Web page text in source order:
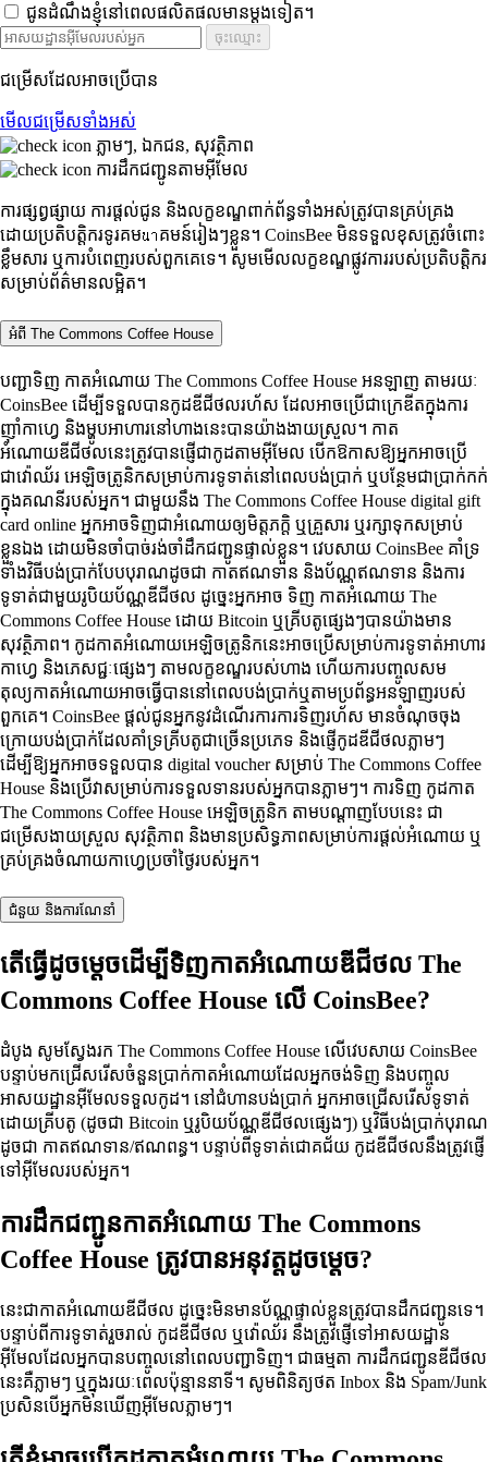
ជូនដំណឹងខ្ញុំនៅពេលផលិតផលមានម្តងទៀត។
ចុះឈ្មោះ
ជម្រើសដែលអាចប្រើបាន
មើលជម្រើសទាំងអស់
ភ្លាមៗ, ឯកជន, សុវត្ថិភាព
ការដឹកជញ្ជូនតាមអ៊ីមែល
ការផ្សព្វផ្សាយ ការផ្តល់ជូន និងលក្ខខណ្ឌពាក់ព័ន្ធទាំងអស់ត្រូវបានគ្រប់គ្រង
ដោយប្រតិបត្តិករទូរគមนาគមន៍រៀងៗខ្លួន។ CoinsBee មិនទទួលខុសត្រូវចំពោះ
ខ្លឹមសារ ឬការបំពេញរបស់ពួកគេទេ។ សូមមើលលក្ខខណ្ឌផ្លូវការរបស់ប្រតិបត្តិករ
សម្រាប់ព័ត៌មានលម្អិត។
អំពី The Commons Coffee House
បញ្ជាទិញ កាតអំណោយ The Commons Coffee House អនឡាញ តាមរយៈ
CoinsBee ដើម្បីទទួលបានកូដឌីជីថលរហ័ស ដែលអាចប្រើជាក្រេឌីតក្នុងការ
ញ៉ាំកាហ្វេ និងម្ហូបអាហារនៅហាងនេះបានយ៉ាងងាយស្រួល។ កាត
អំណោយឌីជីថលនេះត្រូវបានផ្ញើជាកូដតាមអ៊ីមែល បើកឱកាសឱ្យអ្នកអាចប្រើ
ជាវ៉ោឈ័រ អេឡិចត្រូនិកសម្រាប់ការទូទាត់នៅពេលបង់ប្រាក់ ឬបន្ថែមជាប្រាក់កក់
ក្នុងគណនីរបស់អ្នក។ ជាមួយនឹង The Commons Coffee House digital gift
card online អ្នកអាចទិញជាអំណោយឲ្យមិត្តភក្តិ ឬគ្រួសារ ឬរក្សាទុកសម្រាប់
ខ្លួនឯង ដោយមិនចាំបាច់រង់ចាំដឹកជញ្ជូនផ្ទាល់ខ្លួន។ វេបសាយ CoinsBee គាំទ្រ
ទាំងវិធីបង់ប្រាក់បែបបុរាណដូចជា កាតឥណទាន និងប័ណ្ណឥណទាន និងការ
ទូទាត់ជាមួយរូបិយប័ណ្ណឌីជីថល ដូច្នេះអ្នកអាច ទិញ កាតអំណោយ The
Commons Coffee House ដោយ Bitcoin ឬគ្រីបតូផ្សេងៗបានយ៉ាងមាន
សុវត្ថិភាព។ កូដកាតអំណោយអេឡិចត្រូនិកនេះអាចប្រើសម្រាប់ការទូទាត់អាហារ
កាហ្វេ និងភេសជ្ជៈផ្សេងៗ តាមលក្ខខណ្ឌរបស់ហាង ហើយការបញ្ចូលសម
តុល្យកាតអំណោយអាចធ្វើបាននៅពេលបង់ប្រាក់ឬតាមប្រព័ន្ធអនឡាញរបស់
ពួកគេ។ CoinsBee ផ្តល់ជូនអ្នកនូវដំណើរការការទិញរហ័ស មានចំណុចចុង
ក្រោយបង់ប្រាក់ដែលគាំទ្រគ្រីបតូជាច្រើនប្រភេទ និងផ្ញើកូដឌីជីថលភ្លាមៗ
ដើម្បីឱ្យអ្នកអាចទទួលបាន digital voucher សម្រាប់ The Commons Coffee
House និងប្រើវាសម្រាប់ការទទួលទានរបស់អ្នកបានភ្លាមៗ។ ការទិញ កូដកាត
The Commons Coffee House អេឡិចត្រូនិក តាមបណ្តាញបែបនេះ ជា
ជម្រើសងាយស្រួល សុវត្ថិភាព និងមានប្រសិទ្ធភាពសម្រាប់ការផ្តល់អំណោយ ឬ
គ្រប់គ្រងចំណាយកាហ្វេប្រចាំថ្ងៃរបស់អ្នក។
ជំនួយ និងការណែនាំ
តើធ្វើដូចម្តេចដើម្បីទិញកាតអំណោយឌីជីថល The
Commons Coffee House លើ CoinsBee?
ដំបូង សូមស្វែងរក The Commons Coffee House លើវេបសាយ CoinsBee
បន្ទាប់មកជ្រើសរើសចំនួនប្រាក់កាតអំណោយដែលអ្នកចង់ទិញ និងបញ្ចូល
អាសយដ្ឋានអ៊ីមែលទទួលកូដ។ នៅជំហានបង់ប្រាក់ អ្នកអាចជ្រើសរើសទូទាត់
ដោយគ្រីបតូ (ដូចជា Bitcoin ឬរូបិយប័ណ្ណឌីជីថលផ្សេងៗ) ឬវិធីបង់ប្រាក់បុរាណ
ដូចជា កាតឥណទាន/ឥណពន្ធ។ បន្ទាប់ពីទូទាត់ជោគជ័យ កូដឌីជីថលនឹងត្រូវផ្ញើ
ទៅអ៊ីមែលរបស់អ្នក។
ការដឹកជញ្ជូនកាតអំណោយ The Commons
Coffee House ត្រូវបានអនុវត្តដូចម្តេច?
នេះជាកាតអំណោយឌីជីថល ដូច្នេះមិនមានប័ណ្ណផ្ទាល់ខ្លួនត្រូវបានដឹកជញ្ជូនទេ។
បន្ទាប់ពីការទូទាត់រួចរាល់ កូដឌីជីថល ឬវ៉ោឈ័រ នឹងត្រូវផ្ញើទៅអាសយដ្ឋាន
អ៊ីមែលដែលអ្នកបានបញ្ចូលនៅពេលបញ្ជាទិញ។ ជាធម្មតា ការដឹកជញ្ជូនឌីជីថល
នេះគឺភ្លាមៗ ឬក្នុងរយៈពេលប៉ុន្មាននាទី។ សូមពិនិត្យថត Inbox និង Spam/Junk
ប្រសិនបើអ្នកមិនឃើញអ៊ីមែលភ្លាមៗ។